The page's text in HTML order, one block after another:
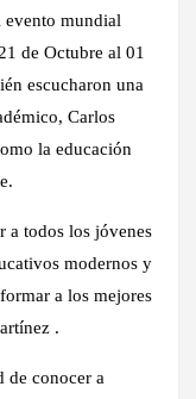
mundial
de Octubre al 01
escucharon una
Carlos
la educación
a todos los jóvenes
modernos y
a los mejores
.
de conocer a